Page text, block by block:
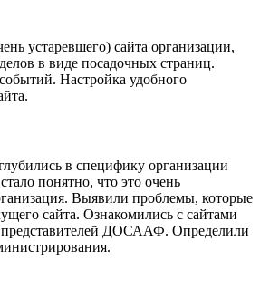
устаревшего) сайта организации,
в виде посадочных страниц.
Настройка удобного
в специфику организации
понятно, что это очень
Выявили проблемы, которые
сайта. Ознакомились с сайтами
представителей ДОСААФ. Определили